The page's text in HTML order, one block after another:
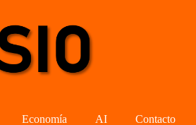
Economía AI Contacto